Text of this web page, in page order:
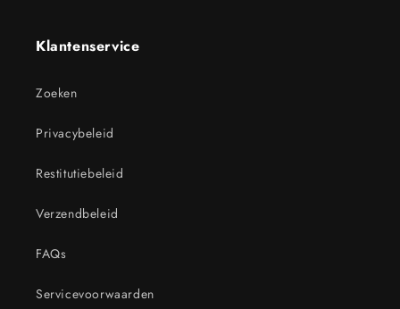
Klantenservice
Zoeken
Privacybeleid
Restitutiebeleid
Verzendbeleid
FAQs
Servicevoorwaarden